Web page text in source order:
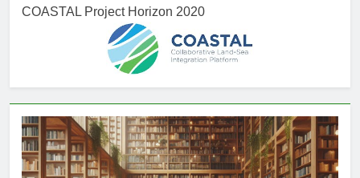
COASTAL Project Horizon 2020